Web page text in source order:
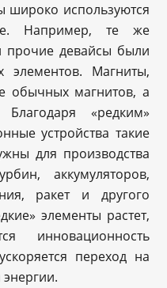
широко используются
Например, те же
девайсы были
Магниты,
обычных магнитов, а
«редким»
устройства такие
для производства
аккумуляторов,
ракет и другого
элементы растет,
инновационность
переход на